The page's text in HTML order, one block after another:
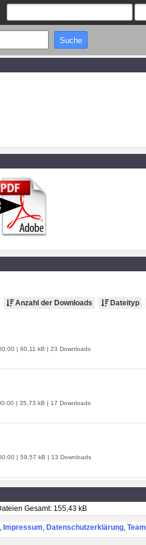
Anzahl der Downloads Dateityp
| 60,11 kB | 23 Downloads
| 35,73 kB | 17 Downloads
| 59,57 kB | 13 Downloads
Gesamt: 155,43 kB
Impressum, Datenschutzerklärung, Team